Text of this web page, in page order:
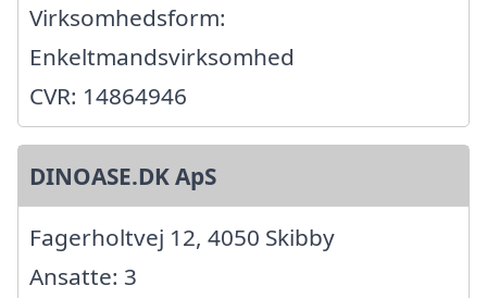
Virksomhedsform:
Enkeltmandsvirksomhed
CVR: 14864946
DINOASE.DK ApS
Fagerholtvej 12, 4050 Skibby
Ansatte: 3